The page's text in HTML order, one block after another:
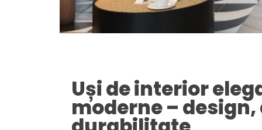
Foc
Resist
Uși de interior
moderne –